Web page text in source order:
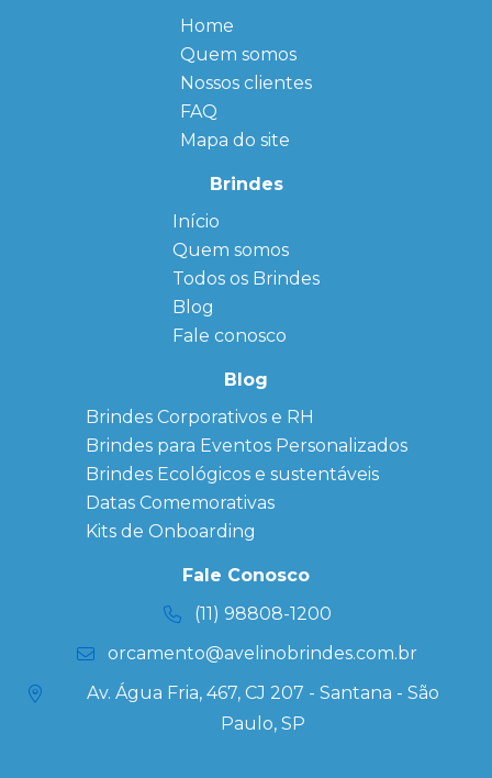
Home
Quem somos
Nossos clientes
FAQ
Mapa do site
Brindes
Início
Quem somos
← Back
FAQ
Sitemap
Todos os Brindes
← Back
Agendas
Personalizadas
Personalizado
personalizados
Brindes
Corporativos
Copos Térmicos
Personalizados
Datas Especiais
Ecobag
Personalizada
Kits
Blog
Fale conosco
Blog
Brindes Corporativos e RH
Brindes para Eventos Personalizados
Brindes Ecológicos e sustentáveis
Datas Comemorativas
Kits de Onboarding
Fale Conosco
(11) 98808-1200
orcamento@avelinobrindes.com.br
Av. Água Fria, 467, CJ 207 - Santana - São
Paulo, SP